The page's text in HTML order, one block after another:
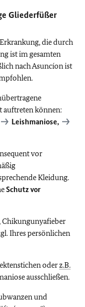
Gliederfüßer
die durch
ist im gesamten
nach Asuncíon ist
auftreten können:
Leishmaniose,
vor
Kleidung.
Schutz vor
Chikungunyafieber
Ihres persönlichen
oderz.B.
ausschließen.
und